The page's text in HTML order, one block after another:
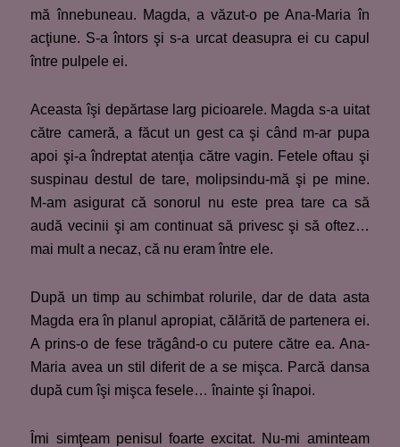
mă înnebuneau. Magda, a văzut-o pe Ana-Maria în
acţiune. S-a întors şi s-a urcat deasupra ei cu capul
între pulpele ei.
Aceasta îşi depărtase larg picioarele. Magda s-a uitat
către cameră, a făcut un gest ca şi când m-ar pupa
apoi şi-a îndreptat atenţia către vagin. Fetele oftau şi
suspinau destul de tare, molipsindu-mă şi pe mine.
M-am asigurat că sonorul nu este prea tare ca să
audă vecinii şi am continuat să privesc şi să oftez…
mai mult a necaz, că nu eram între ele.
După un timp au schimbat rolurile, dar de data asta
Magda era în planul apropiat, călărită de partenera ei.
A prins-o de fese trăgând-o cu putere către ea. Ana-
Maria avea un stil diferit de a se mişca. Parcă dansa
după cum îşi mişca fesele… înainte şi înapoi.
Îmi simţeam penisul foarte excitat. Nu-mi aminteam